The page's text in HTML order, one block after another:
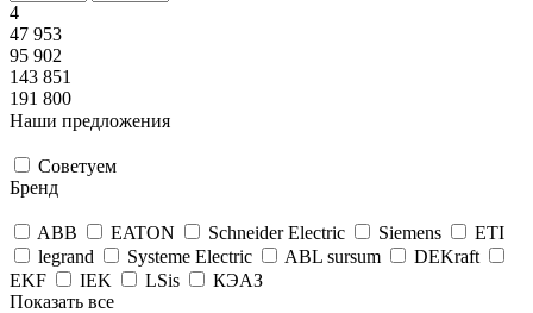
4
47 953
95 902
143 851
191 800
Наши предложения
Советуем
Бренд
ABB EATON Schneider Electric Siemens
ETI
legrand
Systeme Electric ABL sursum
DEKraft
EKF
IEK LSis
КЭАЗ
Показать все